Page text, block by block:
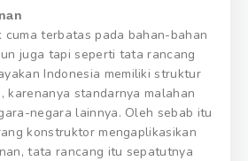
cuma terbatas pada bahan-bahan
juga tapi seperti tata rancang
Indonesia memiliki struktur
karenanya standarnya malahan
negara lainnya. Oleh sebab itu
konstruktor mengaplikasikan
tata rancang itu sepatutnya